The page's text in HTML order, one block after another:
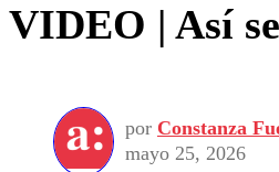
VIDEO | Así
por Constanza
mayo 25, 2026